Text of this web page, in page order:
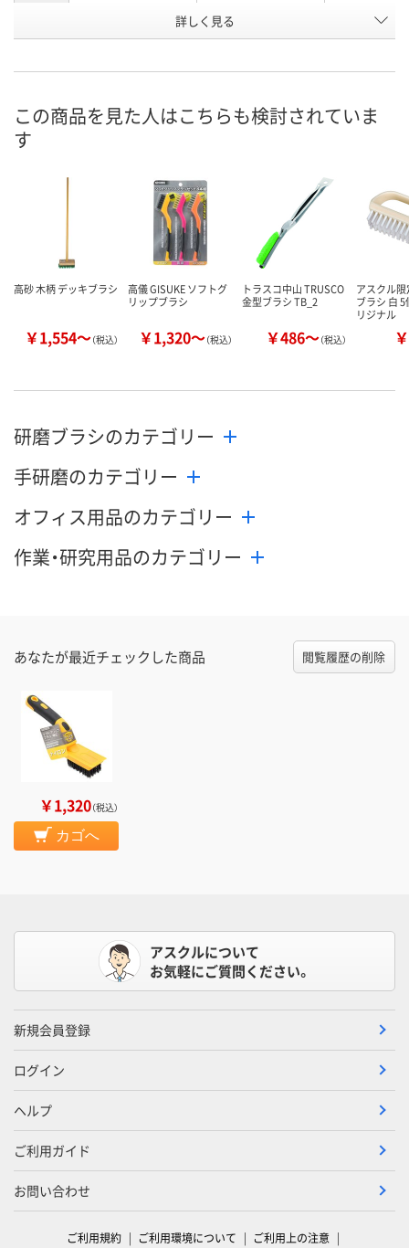
HK46145 HK46136
カゴへ カ
詳しく見る
この商品を見た人はこちらも検討されていま
す
高砂 木柄 デッキブラシ
￥1,554～（税込）
高儀 GISUKE ソフトグ
リップブラシ
￥1,320～（税込）
トラスコ中山 TRUSCO
金型ブラシ TB_2
￥486～（税込）
アスクル
ブラシ 白
リジナル
研磨ブラシのカテゴリー
手研磨のカテゴリー
オフィス用品のカテゴリー
作業・研究用品のカテゴリー
あなたが最近チェックした商品 閲覧履歴の削除
￥1,320（税込）
カゴへ
アスクルについて
お気軽にご質問ください。
新規会員登録
ログイン
ヘルプ
ご利用ガイド
お問い合わせ
ご利用規約 ご利用環境について ご利用上の注意